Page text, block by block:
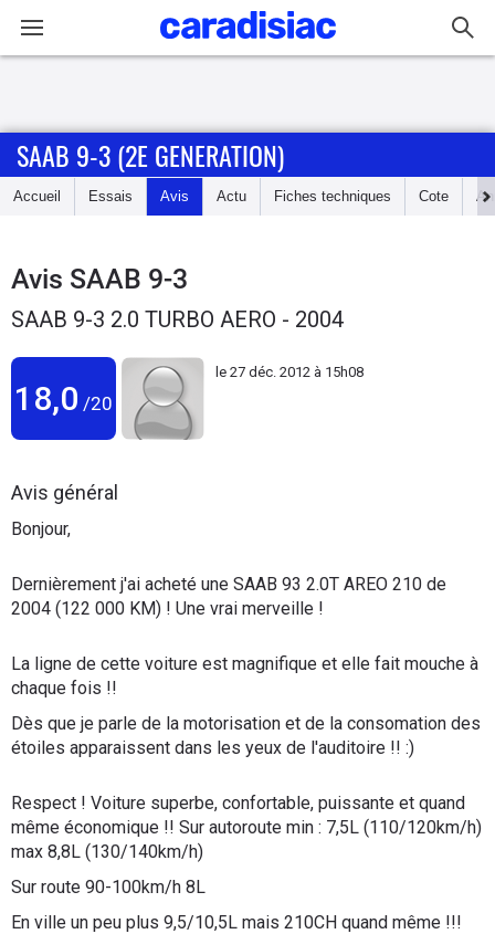
Accueil
Essais
Guide
Electriques
Flottes
Auto
Services
Forum
Moto
SAAB 9-3 (2E GENERATION)
Accueil Essais Avis Actu Fiches techniques Cote
Avis SAAB 9-3
SAAB 9-3 2.0 TURBO AERO - 2004
18,0 /20
le 27 déc. 2012 à 15h08
Avis général
Bonjour,
Dernièrement j'ai acheté une SAAB 93 2.0T AREO 210 de
2004 (122 000 KM) ! Une vrai merveille !
La ligne de cette voiture est magnifique et elle fait mouche à
chaque fois !!
Dès que je parle de la motorisation et de la consomation des
étoiles apparaissent dans les yeux de l'auditoire !! :)
Respect ! Voiture superbe, confortable, puissante et quand
même économique !! Sur autoroute min : 7,5L (110/120km/h)
max 8,8L (130/140km/h)
Sur route 90-100km/h 8L
En ville un peu plus 9,5/10,5L mais 210CH quand même !!!